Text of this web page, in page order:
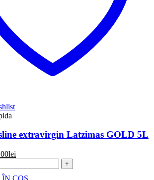
extravirgin Latzimas GOLD 5L
lei
este:
+